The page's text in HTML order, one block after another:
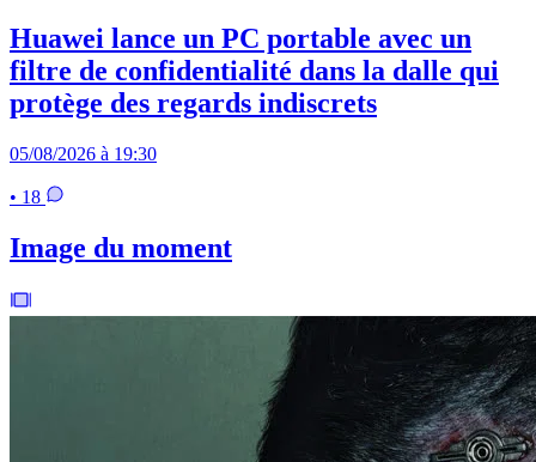
Huawei lance un PC portable avec un
filtre de confidentialité dans la dalle qui
protège des regards indiscrets
05/08/2026 à 19:30
• 18
Image du moment